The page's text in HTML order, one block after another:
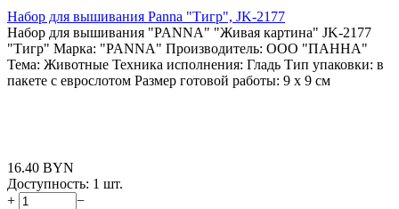
Набор для вышивания Panna "Тигр", JK-2177
Набор для вышивания "PANNA" "Живая картина" JK-2177
"Тигр" Марка: "PANNA" Производитель: ООО "ПАННА"
Тема: Животные Техника исполнения: Гладь Тип упаковки: в
пакете с еврослотом Размер готовой работы: 9 x 9 см
16.40 BYN
Доступность: 1 шт.
+
−